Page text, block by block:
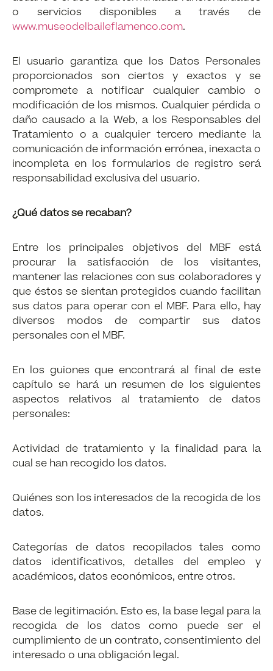
o servicios disponibles a través de
www.museodelbaileflamenco.com.
El usuario garantiza que los Datos Personales
proporcionados son ciertos y exactos y se
compromete a notificar cualquier cambio o
modificación de los mismos. Cualquier pérdida o
daño causado a la Web, a los Responsables del
Tratamiento o a cualquier tercero mediante la
comunicación de información errónea, inexacta o
incompleta en los formularios de registro será
responsabilidad exclusiva del usuario.
¿Qué datos se recaban?
Entre los principales objetivos del MBF está
procurar la satisfacción de los visitantes,
mantener las relaciones con sus colaboradores y
que éstos se sientan protegidos cuando facilitan
sus datos para operar con el MBF. Para ello, hay
diversos modos de compartir sus datos
personales con el MBF.
En los guiones que encontrará al final de este
capítulo se hará un resumen de los siguientes
aspectos relativos al tratamiento de datos
personales:
Actividad de tratamiento y la finalidad para la
cual se han recogido los datos.
Quiénes son los interesados de la recogida de los
datos.
Categorías de datos recopilados tales como
datos identificativos, detalles del empleo y
académicos, datos económicos, entre otros.
Base de legitimación. Esto es, la base legal para la
recogida de los datos como puede ser el
cumplimiento de un contrato, consentimiento del
interesado o una obligación legal.